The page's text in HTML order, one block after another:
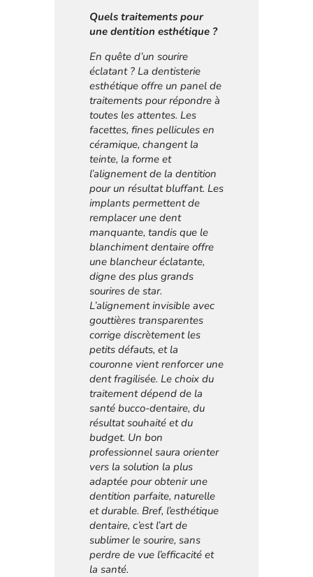
Quels traitements pour
une dentition esthétique ?
En quête d’un sourire
éclatant ? La dentisterie
esthétique offre un panel de
traitements pour répondre à
toutes les attentes. Les
facettes, fines pellicules en
céramique, changent la
teinte, la forme et
l’alignement de la dentition
pour un résultat bluffant. Les
implants permettent de
remplacer une dent
manquante, tandis que le
blanchiment dentaire offre
une blancheur éclatante,
digne des plus grands
sourires de star.
L’alignement invisible avec
gouttières transparentes
corrige discrètement les
petits défauts, et la
couronne vient renforcer une
dent fragilisée. Le choix du
traitement dépend de la
santé bucco-dentaire, du
résultat souhaité et du
budget. Un bon
professionnel saura orienter
vers la solution la plus
adaptée pour obtenir une
dentition parfaite, naturelle
et durable. Bref, l’esthétique
dentaire, c’est l’art de
sublimer le sourire, sans
perdre de vue l’efficacité et
la santé.